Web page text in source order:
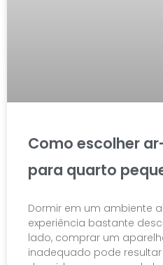
Como escolher
para quarto
Dormir em um ambiente
experiência bastante
lado, comprar um
inadequado pode